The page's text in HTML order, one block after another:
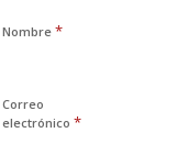
Nombre *
Correo
electrónico *